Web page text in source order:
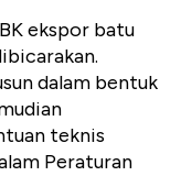
ekspor batu
dalam bentuk
teknis
Peraturan